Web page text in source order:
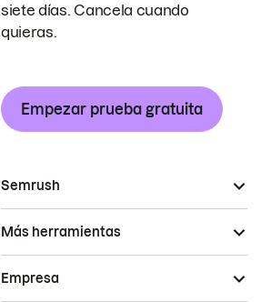
siete días. Cancela cuando
quieras.
Empezar prueba gratuita
Semrush
Más herramientas
Empresa